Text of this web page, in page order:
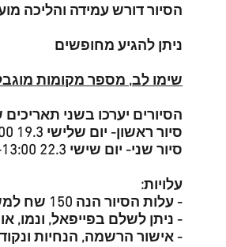
הסיור דורש עמידה והליכה
ניתן להגיע מחופשים
!שימו לב, מספר מקומות מוגבל ל-15 בכל
הסיורים יערכו בשני תאריכים
סיור ראשון- יום שלישי 19.3 10:00-13:00
סיור שני- יום שישי 22.3 10:00-13:00
עלויות:
- עלות הסיור הנה 150 שח למשתתף כולל הרמת כוסית, שתייה חמה ועוגיות במהלך הסיור.
- ניתן לשלם בפייפאל, ונמו,
- אישור הרשמה, הנחיות